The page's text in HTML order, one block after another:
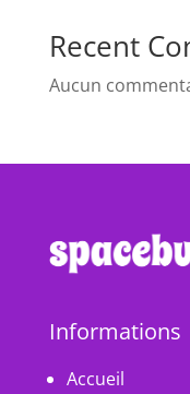
Recent
Aucun
Informations
Accueil